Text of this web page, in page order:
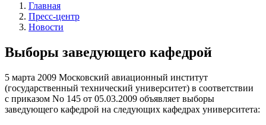
Главная
Пресс-центр
Новости
Выборы заведующего кафедрой
5 марта 2009 Московский авиационный институт
(государственный технический университет) в соответствии
с приказом No 145 от 05.03.2009 объявляет выборы
заведующего кафедрой на следующих кафедрах университета: